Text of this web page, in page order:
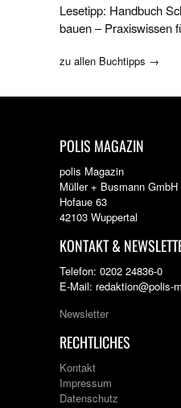
Lesetipp: Handbuch
bauen – Praxiswissen
zu allen Buchtipps →
POLIS MAGAZIN
polis Magazin
Müller + Busmann
Hofaue 63
42103 Wuppertal
KONTAKT &
Telefon: 0202 24836-0
E-Mail: redaktion@polis-
Newsletter
RECHTLICHES
Kontakt
Impressum
Datenschutz